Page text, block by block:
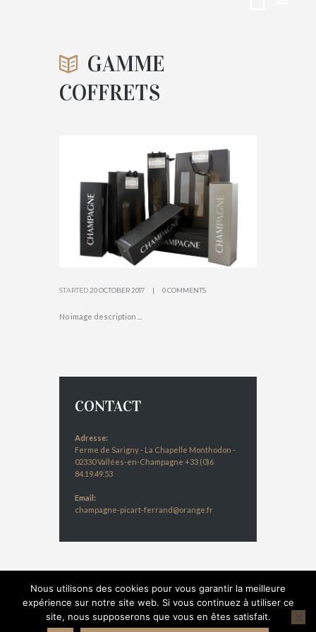
ACCUEIL
ATTACHMENT: GAMME COFFRETS
GAMME
COFFRETS
STARTED 20 OCTOBER 2017 0 COMMENTS
No image description ...
CONTACT
Adresse:
Ferme de Sarigny - La Chapelle Monthodon -
02330 Vallées-en-Champagne +33 (0)6
84.19.49.53
Email:
champagne-picart-ferrand@orange.fr
© 2016 Champagne Picart-Ferrand - Réalisation :
Nous utilisons des cookies pour vous garantir la meilleure
expérience sur notre site web. Si vous continuez à utiliser ce
site, nous supposerons que vous en êtes satisfait.